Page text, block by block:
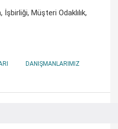
Müşteri Odaklılık,
DANIŞMANLARIMIZ